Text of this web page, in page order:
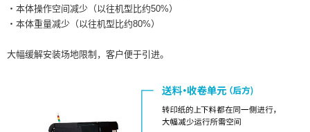
・本体操作空间减少（以往机型比约50%）
・本体重量减少（以往机型比约80%）
大幅缓解安装场地限制，客户便于引进。